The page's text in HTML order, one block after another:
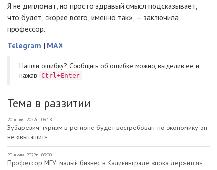
Я не дипломат, но просто здравый смысл подсказывает,
что будет, скорее всего, именно так», — заключила
профессор.
Telegram | MAX
Нашли ошибку? Cообщить об ошибке можно, выделив ее и
нажав
Ctrl+Enter
Тема в развитии
20 июля 2022г., 09:18
Зубаревич: туризм в регионе будет востребован, но экономику он
не «вытащит»
20 июля 2022г., 09:00
Профессор МГУ: малый бизнес в Калининграде «пока держится»